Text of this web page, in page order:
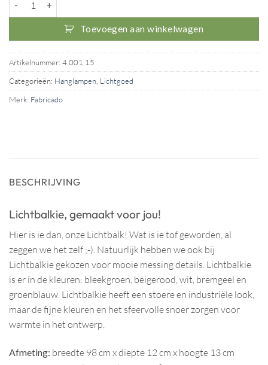
Toevoegen aan winkelwagen
Artikelnummer: 4.001.15
Categorieën: Hanglampen, Lichtgoed
Merk: Fabricado
BESCHRIJVING
Lichtbalkie, gemaakt voor jou!
Hier is ie dan, onze Lichtbalk! Wat is ie tof geworden, al
zeggen we het zelf ;-). Natuurlijk hebben we ook bij
Lichtbalkie gekozen voor mooie messing details. Lichtbalkie
is er in de kleuren: bleekgroen, beigerood, wit, bremgeel en
groenblauw. Lichtbalkie heeft een stoere en industriële look,
maar de fijne kleuren en het sfeervolle snoer zorgen voor
warmte in het ontwerp.
Afmeting: breedte 98 cm x diepte 12 cm x hoogte 13 cm